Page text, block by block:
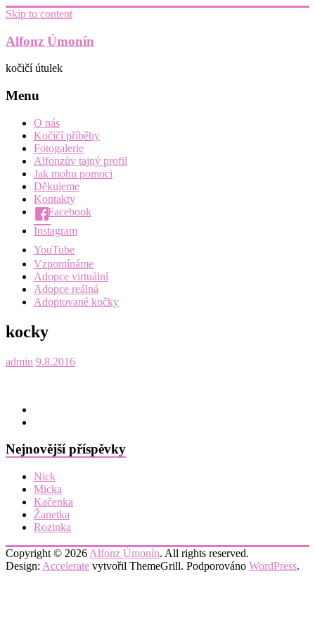
Skip to content
Alfonz Úmonín
kočičí útulek
Menu
O nás
Kočičí příběhy
Fotogalerie
Alfonzův tajný profil
Jak mohu pomoci
Děkujeme
Kontakty
Facebook
Instagram
YouTube
Vzpomínáme
Adopce virtuální
Adopce reálná
Adoptované kočky
kocky
admin 9.8.2016
Nejnovější příspěvky
Nick
Micka
Kačenka
Žanetka
Rozinka
Copyright © 2026 Alfonz Úmonín. All rights reserved.
Design: Accelerate vytvořil ThemeGrill. Podporováno WordPress.